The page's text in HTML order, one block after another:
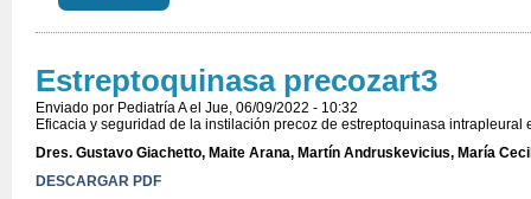
Estreptoquinasa precozart3
Enviado por Pediatría Ael Jue, 06/09/2022 - 10:32
Eficacia y seguridad de la instilación precoz de estreptoquinasa
Dres. Gustavo Giachetto, Maite Arana, Martín Andruskevicius, María
DESCARGAR PDF